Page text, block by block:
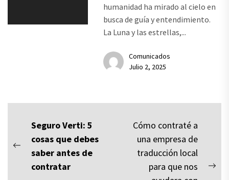
humanidad ha mirado al cielo en
busca de guía y entendimiento.
La Luna y las estrellas,...
Comunicados
Julio 2, 2025
Navegación
de
entradas
Previous
Seguro Verti: 5
cosas que debes
saber antes de
contratar
Cómo contraté a
una empresa de
traducción local
para que nos